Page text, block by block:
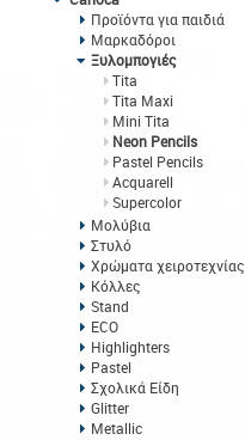
Προϊόντα για παιδιά
Μαρκαδόροι
Ξυλομπογιές
Tita
Tita Maxi
Mini Tita
Neon Pencils
Pastel Pencils
Acquarell
Supercolor
Μολύβια
Στυλό
Χρώματα χειροτεχνίας
Κόλλες
Stand
ECO
Highlighters
Pastel
Σχολικά Είδη
Glitter
Metallic